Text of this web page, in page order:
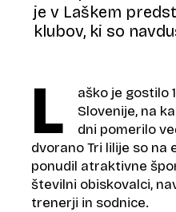
je v Laškem
klubov, ki so
L
aško je gostilo
Slovenije, na
dni pomerilo
dvorano Tri lilije so na
ponudil atraktivne
številni obiskovalci,
trenerji in sodnice.